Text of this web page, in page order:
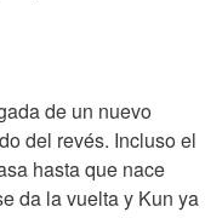
de un nuevo
del revés. Incluso el
hasta que nace
da la vuelta y Kun ya